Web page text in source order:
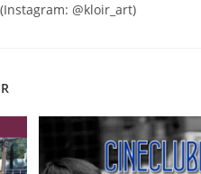
@kloir_art)